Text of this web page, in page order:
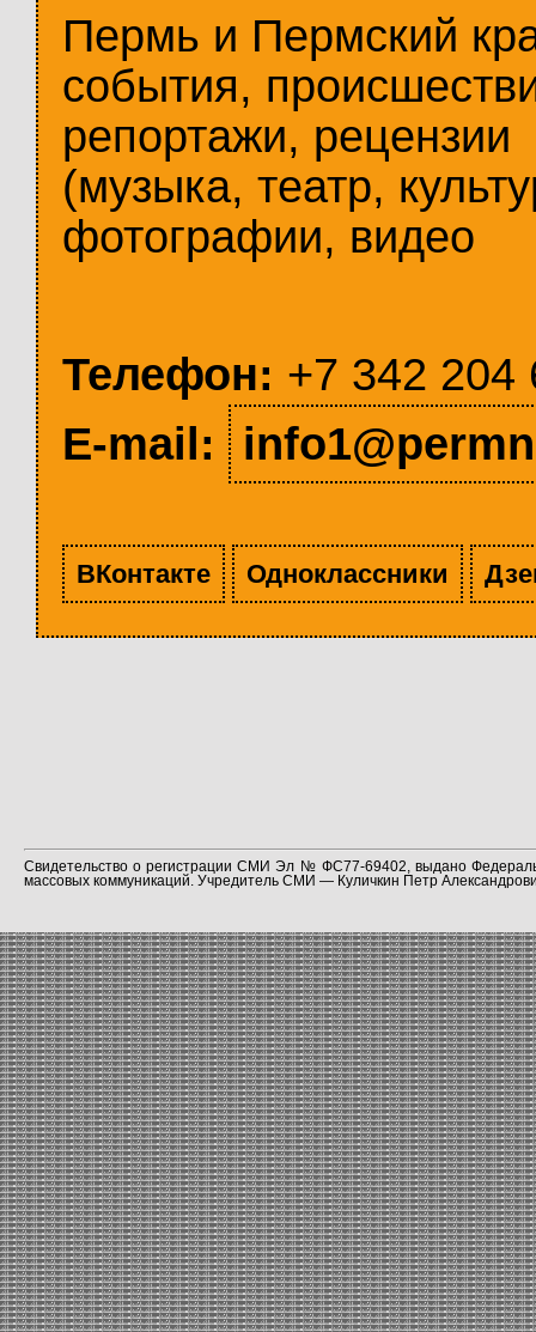
Пермь и Пермский
события,
репортажи, рецензии
(музыка, театр,
фотографии, видео
Телефон: +7 342 204
E-mail:
ВКонтакте Одноклассники
Свидетельство о регистрации СМИ Эл № ФС77-69402, выдано
массовых коммуникаций. Учредитель СМИ — Куличкин Петр